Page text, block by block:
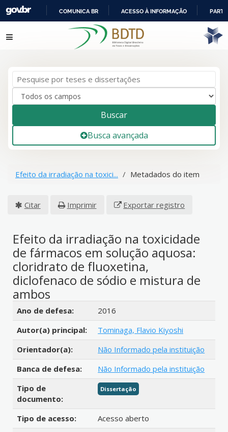
IR
PARA
COMUNICA BR ACESSO À INFORMAÇÃO
Pular para o conteúdo
Buscar
Busca avançada
Efeito da irradiação na toxici... Metadados do item
Citar Imprimir Exportar registro
Efeito da irradiação na toxicidade
de fármacos em solução aquosa:
cloridrato de fluoxetina,
diclofenaco de sódio e mistura de
ambos
Detalhes bibliográficos
Ano de defesa:
2016
Autor(a) principal:
Tominaga, Flavio Kiyoshi
Orientador(a):
Não Informado pela instituição
Banca de defesa:
Não Informado pela instituição
Tipo de
documento:
Dissertação
Tipo de acesso:
Acesso aberto